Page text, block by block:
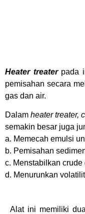
Heater treater pada
pemisahan secara
gas dan air.
Dalam heater treater,
semakin besar juga
a. Memecah emulsi
b. Pemisahan
c. Menstabilkan
d. Menurunkan
Alat ini memiliki